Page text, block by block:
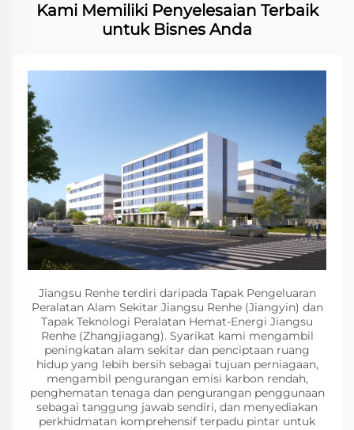
Kami Memiliki Penyelesaian Terbaik
untuk Bisnes Anda
Jiangsu Renhe terdiri daripada Tapak Pengeluaran
Peralatan Alam Sekitar Jiangsu Renhe (Jiangyin) dan
Tapak Teknologi Peralatan Hemat-Energi Jiangsu
Renhe (Zhangjiagang). Syarikat kami mengambil
peningkatan alam sekitar dan penciptaan ruang
hidup yang lebih bersih sebagai tujuan perniagaan,
mengambil pengurangan emisi karbon rendah,
penghematan tenaga dan pengurangan penggunaan
sebagai tanggung jawab sendiri, dan menyediakan
perkhidmatan komprehensif terpadu pintar untuk